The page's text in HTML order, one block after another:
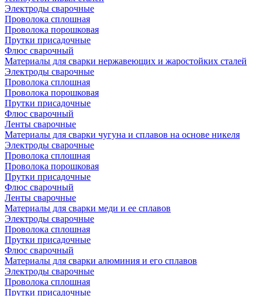
Электроды сварочные
Проволока сплошная
Проволока порошковая
Прутки присадочные
Флюс сварочный
Материалы для сварки нержавеющих и жаростойких сталей
Электроды сварочные
Проволока сплошная
Проволока порошковая
Прутки присадочные
Флюс сварочный
Ленты сварочные
Материалы для сварки чугуна и сплавов на основе никеля
Электроды сварочные
Проволока сплошная
Проволока порошковая
Прутки присадочные
Флюс сварочный
Ленты сварочные
Материалы для сварки меди и ее сплавов
Электроды сварочные
Проволока сплошная
Прутки присадочные
Флюс сварочный
Материалы для сварки алюминия и его сплавов
Электроды сварочные
Проволока сплошная
Прутки присадочные